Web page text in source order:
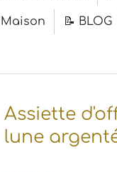
📝 BLOG
Assiette
lune